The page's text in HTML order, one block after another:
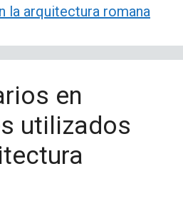
la arquitectura romana
en
utilizados